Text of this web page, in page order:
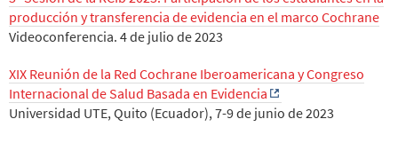
producción y transferencia de evidencia en el marco Cochrane
Videoconferencia. 4 de julio de 2023
XIX Reunión de la Red Cochrane Iberoamericana y Congreso
Internacional de Salud Basada en Evidencia
Universidad UTE, Quito (Ecuador), 7-9 de junio de 2023